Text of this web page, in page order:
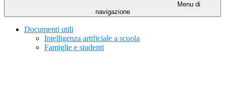
Menu di
navigazione
Documenti utili
Intelligenza artificiale a scuola
Famiglie e studenti